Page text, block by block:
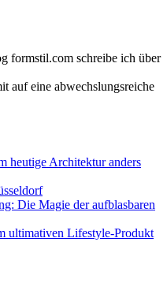
formstil.com schreibe ich über
auf eine abwechslungsreiche
heutige Architektur anders
Die Magie der aufblasbaren
ultimativen Lifestyle-Produkt